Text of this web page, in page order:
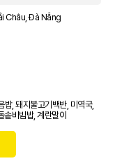
Châu, Đà Nẵng
밥, 돼지불고기백반, 미역국,
솥비빔밥, 계란말이